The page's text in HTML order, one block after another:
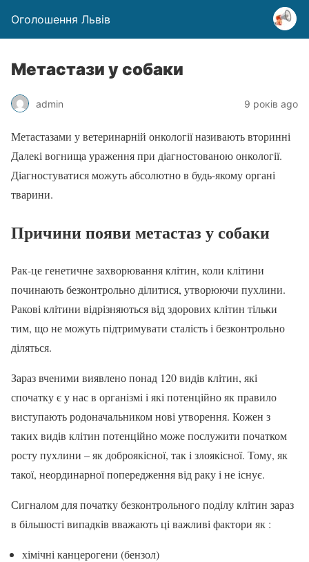
Оголошення Львів
Метастази у собаки
admin 9 років ago
Метастазами у ветеринарній онкології називають вторинні
Далекі вогнища ураження при діагностованою онкології.
Діагностуватися можуть абсолютно в будь-якому органі
тварини.
Причини появи метастаз у собаки
Рак-це генетичне захворювання клітин, коли клітини
починають безконтрольно ділитися, утворюючи пухлини.
Ракові клітини відрізняються від здорових клітин тільки
тим, що не можуть підтримувати сталість і безконтрольно
діляться.
Зараз вченими виявлено понад 120 видів клітин, які
спочатку є у нас в організмі і які потенційно як правило
виступають родоначальником нові утворення. Кожен з
таких видів клітин потенційно може послужити початком
росту пухлини – як доброякісної, так і злоякісної. Тому, як
такої, неординарної попередження від раку і не існує.
Сигналом для початку безконтрольного поділу клітин зараз
в більшості випадків вважають ці важливі фактори як :
хімічні канцерогени (бензол)